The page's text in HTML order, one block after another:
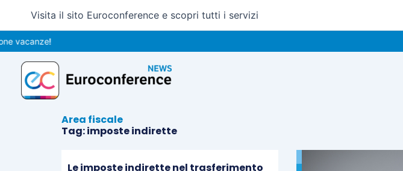
contenuto
Visita il sito Euroconference e scopri tutti i servizi
Area fiscale
Tag: imposte indirette
Le imposte indirette nel trasferimento